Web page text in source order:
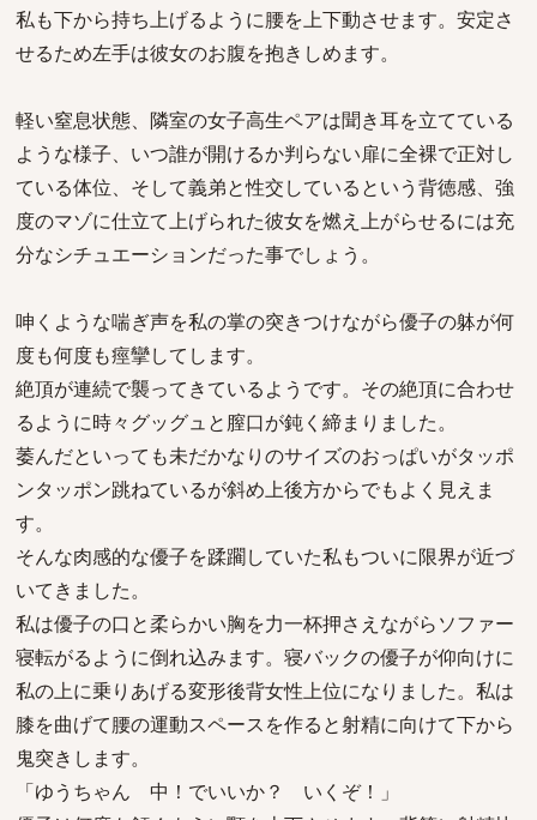
私も下から持ち上げるように腰を上下動させます。安定さ
せるため左手は彼女のお腹を抱きしめます。
軽い窒息状態、隣室の女子高生ペアは聞き耳を立てている
ような様子、いつ誰が開けるか判らない扉に全裸で正対し
ている体位、そして義弟と性交しているという背徳感、強
度のマゾに仕立て上げられた彼女を燃え上がらせるには充
分なシチュエーションだった事でしょう。
呻くような喘ぎ声を私の掌の突きつけながら優子の躰が何
度も何度も痙攣してします。
絶頂が連続で襲ってきているようです。その絶頂に合わせ
るように時々グッグュと膣口が鈍く締まりました。
萎んだといっても未だかなりのサイズのおっぱいがタッポ
ンタッポン跳ねているが斜め上後方からでもよく見えま
す。
そんな肉感的な優子を蹂躙していた私もついに限界が近づ
いてきました。
私は優子の口と柔らかい胸を力一杯押さえながらソファー
寝転がるように倒れ込みます。寝バックの優子が仰向けに
私の上に乗りあげる変形後背女性上位になりました。私は
膝を曲げて腰の運動スペースを作ると射精に向けて下から
鬼突きします。
「ゆうちゃん 中！でいいか？ いくぞ！」